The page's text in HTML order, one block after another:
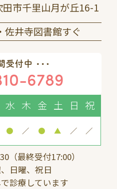
市千里山月が丘16-1
佐井寺図書館すぐ
受付中
6789
水 木 金 土 日 祝
● ／ ● ▲ ／ ／
（最終受付17:00）
日曜、祝日
診療しています